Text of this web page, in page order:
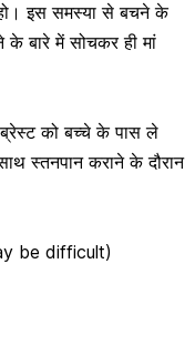
इस समस्या से बचने के
बारे में सोचकर ही मां
को बच्चे के पास ले
स्तनपान कराने के दौरान
be difficult)